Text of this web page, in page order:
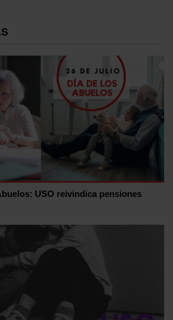
USO reivindica pensiones